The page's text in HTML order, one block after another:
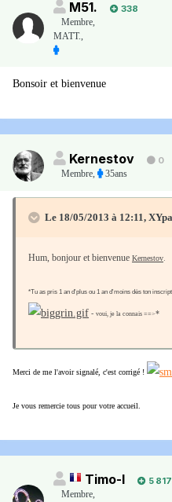
M51.
338
Membre,
MATT.,
Bonsoir et bienvenue
Kernestov
0
Membre, 35ans
Le 18/05/2013 à 12:11,
Hum, bonjour et bienvenue Kernestov.
*Tu as pris 1 an d'plus ou 1 an d'moins dès ton
- voui, je la connais ==>*
Merci de me l'avoir signalé, c'est corrigé !
Je vous remercie tous pour votre accueil.
Timo-I
5 817
Membre,